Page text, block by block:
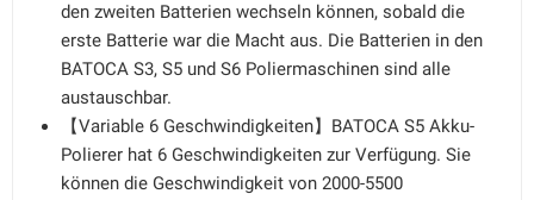
den zweiten Batterien wechseln können, sobald die
erste Batterie war die Macht aus. Die Batterien in den
BATOCA S3, S5 und S6 Poliermaschinen sind alle
austauschbar.
【Variable 6 Geschwindigkeiten】BATOCA S5 Akku-
Polierer hat 6 Geschwindigkeiten zur Verfügung. Sie
können die Geschwindigkeit von 2000-5500